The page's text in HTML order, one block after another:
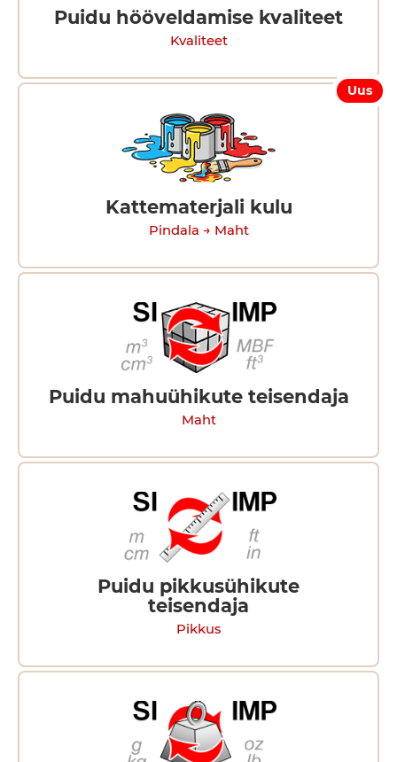
Puidu hööveldamise kvaliteet
Kvaliteet
Uus
Kattematerjali kulu
Pindala → Maht
Puidu mahuühikute teisendaja
Maht
Puidu pikkusühikute
teisendaja
Pikkus